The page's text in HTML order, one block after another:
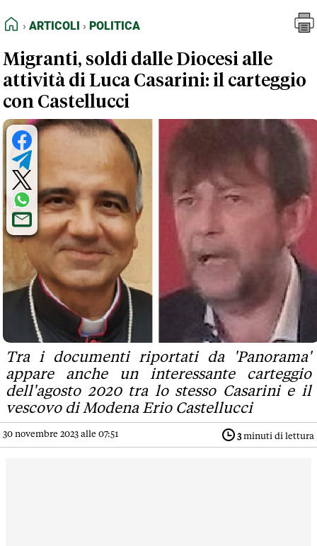
FEED RSS
NORMATIVE DEONTOLOGICHE
TERMINI e CONDIZIONI
HOME
ARTICOLI POLITICA
Migranti, soldi dalle Diocesi alle
attività di Luca Casarini: il carteggio
con Castellucci
Tra i documenti riportati da 'Panorama'
appare anche un interessante carteggio
dell'agosto 2020 tra lo stesso Casarini e il
vescovo di Modena Erio Castellucci
30 novembre 2023 alle 07:51 3minuti di lettura